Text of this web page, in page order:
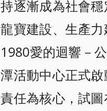
逐漸成為社會
寶建設、生產
愛的迴響－
活動中心正式
任為核心，試